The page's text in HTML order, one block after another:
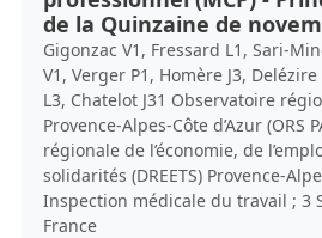
de la Quinzaine de
Gigonzac V1, Fressard L1, Sari-
V1, Verger P1, Homère J3,
L3, Chatelot J31 Observatoire
Provence-Alpes-Côte d’Azur (ORS
régionale de l’économie, de
solidarités (DREETS) Provence-
Inspection médicale du travail ; 3
France